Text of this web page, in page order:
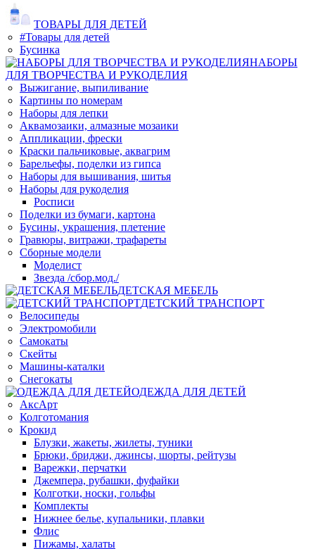
ТОВАРЫ ДЛЯ ДЕТЕЙ
#Товары для детей
Бусинка
НАБОРЫ
ДЛЯ ТВОРЧЕСТВА И РУКОДЕЛИЯ
Выжигание, выпиливание
Картины по номерам
Наборы для лепки
Аквамозаики, алмазные мозаики
Аппликации, фрески
Краски пальчиковые, аквагрим
Барельефы, поделки из гипса
Наборы для вышивания, шитья
Наборы для рукоделия
Росписи
Поделки из бумаги, картона
Бусины, украшения, плетение
Гравюры, витражи, трафареты
Сборные модели
Моделист
Звезда /сбор.мод./
ДЕТСКАЯ МЕБЕЛЬ
ДЕТСКИЙ ТРАНСПОРТ
Велосипеды
Электромобили
Самокаты
Скейты
Машины-каталки
Снегокаты
ОДЕЖДА ДЛЯ ДЕТЕЙ
АксАрт
Колготомания
Крокид
Блузки, жакеты, жилеты, туники
Брюки, бриджи, джинсы, шорты, рейтузы
Варежки, перчатки
Джемпера, рубашки, фуфайки
Колготки, носки, гольфы
Комплекты
Нижнее белье, купальники, плавки
Флис
Пижамы, халаты